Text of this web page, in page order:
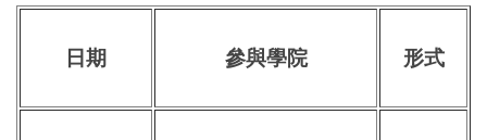
日期 參與學院 形式